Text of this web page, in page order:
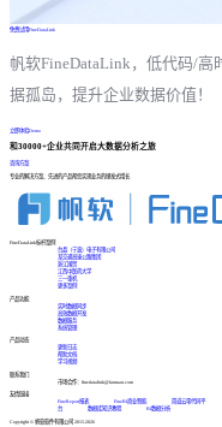
免费试用FineDataLink
帆软FineDataLink，低代码/
据孤岛，提升企业数据价值！
立即体验Demo
和30000+企业共同开启大数据分析之旅
咨询方案
专业的解决方案、先进的产品帮您实现业务的爆发式增长
FineDataLink标杆案例
台晶（宁波）电子有限公司
某交通高速公路集团
浙江国贸
江西中医药大学
三一重机
更多案例
产品功能
实时数据同步
高效数据开发
数据服务
系统管理
产品动态
更新日志
帮助文档
学习视频
联系我们
市场合作：finedatalink@fanruan.com
友情链接
FineReport报表
FineBI商业智能
简道云零代码平
台
数据库知识教程 BI数据分析
Copyright © 帆软软件有限公司 2015-2026